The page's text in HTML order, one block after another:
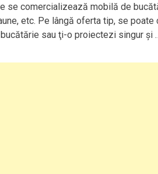
se comercializează mobilă de
etc. Pe lângă oferta tip, se
sau ţi-o proiectezi singur şi